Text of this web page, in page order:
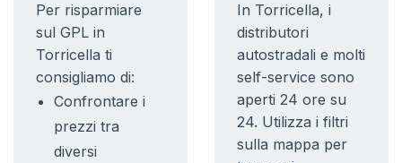
Per risparmiare
sul GPL in
Torricella ti
consigliamo di:
Confrontare i
prezzi tra
diversi
In Torricella, i
distributori
autostradali e molti
self-service sono
aperti 24 ore su
24. Utilizza i filtri
sulla mappa per